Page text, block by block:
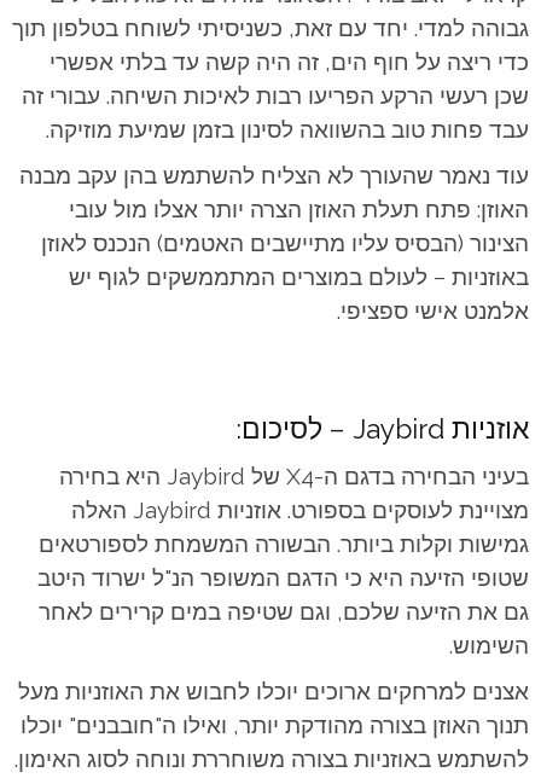
גבוהה למדי. יחד עם זאת, כשניסיתי לשוחח בטלפון תוך
כדי ריצה על חוף הים, זה היה קשה עד בלתי אפשרי
שכן רעשי הרקע הפריעו רבות לאיכות השיחה. עבורי זה
עבד פחות טוב בהשוואה לסינון בזמן שמיעת מוזיקה.
עוד נאמר שהעורך לא הצליח להשתמש בהן עקב מבנה
האוזן: פתח תעלת האוזן הצרה יותר אצלו מול עובי
הצינור (הבסיס עליו מתיישבים האטמים) הנכנס לאוזן
באוזניות – לעולם במוצרים המתממשקים לגוף יש
אלמנט אישי ספציפי.
אוזניות Jaybird – לסיכום:
בעיני הבחירה בדגם ה-X4 של Jaybird היא בחירה
מצויינת לעוסקים בספורט. אוזניות Jaybird האלה
גמישות וקלות ביותר. הבשורה המשמחת לספורטאים
שטופי הזיעה היא כי הדגם המשופר הנ"ל ישרוד היטב
גם את הזיעה שלכם, וגם שטיפה במים קרירים לאחר
השימוש.
אצנים למרחקים ארוכים יוכלו לחבוש את האוזניות מעל
תנוך האוזן בצורה מהודקת יותר, ואילו ה"חובבנים" יוכלו
להשתמש באוזניות בצורה משוחררת ונוחה לסוג האימון.